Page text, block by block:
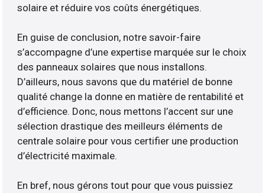
solaire et réduire vos coûts énergétiques.
En guise de conclusion, notre savoir-faire
s’accompagne d’une expertise marquée sur le choix
des panneaux solaires que nous installons.
D’ailleurs, nous savons que du matériel de bonne
qualité change la donne en matière de rentabilité et
d’efficience. Donc, nous mettons l’accent sur une
sélection drastique des meilleurs éléments de
centrale solaire pour vous certifier une production
d’électricité maximale.
En bref, nous gérons tout pour que vous puissiez